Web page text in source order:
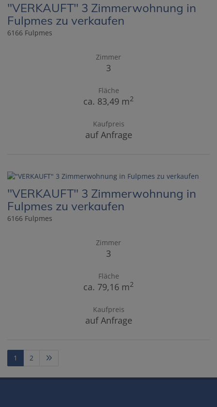
"VERKAUFT" 3 Zimmerwohnung in
Fulpmes zu verkaufen
6166 Fulpmes
Zimmer
3
Fläche
ca. 83,49 m2
Kaufpreis
auf Anfrage
"VERKAUFT" 3 Zimmerwohnung in
Fulpmes zu verkaufen
6166 Fulpmes
Zimmer
3
Fläche
ca. 79,16 m2
Kaufpreis
auf Anfrage
1 2